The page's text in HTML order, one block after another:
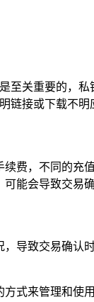
至关重要的，
链接或下载不
费，不同的充
能会导致交易
导致交易确认
方式来管理和